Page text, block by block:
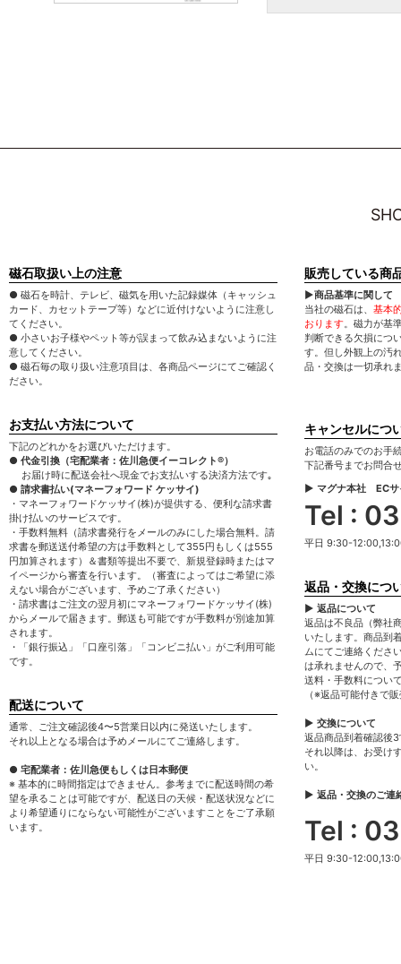
磁石取扱い上の注意
● 磁石を時計、テレビ、磁気を用いた記録媒体（キャッシュ
カード、カセットテープ等）などに近付けないように注意し
てください。
● 小さいお子様やペット等が誤まって飲み込まないように注
意してください。
● 磁石毎の取り扱い注意項目は、各商品ページにてご確認く
ださい。
お支払い方法について
下記のどれかをお選びいただけます。
● 代金引換（宅配業者：佐川急便イーコレクト®）
お届け時に配送会社へ現金でお支払いする決済方法です｡
● 請求書払い(マネーフォワード ケッサイ)
・マネーフォワードケッサイ(株)が提供する、便利な請求書
掛け払いのサービスです。
・手数料無料（請求書発行をメールのみにした場合無料。請
求書を郵送送付希望の方は手数料として355円もしくは555
円加算されます）＆書類等提出不要で、新規登録時またはマ
イページから審査を行います。（審査によってはご希望に添
えない場合がございます、予めご了承ください）
・請求書はご注文の翌月初にマネーフォワードケッサイ(株)
からメールで届きます。郵送も可能ですが手数料が別途加算
されます。
・「銀行振込」「口座引落」「コンビニ払い」がご利用可能
です。
配送について
通常、ご注文確認後4〜5営業日以内に発送いたします。
それ以上となる場合は予めメールにてご連絡します。
● 宅配業者：佐川急便もしくは日本郵便
※ 基本的に時間指定はできません。参考までに配送時間の希
望を承ることは可能ですが、配送日の天候・配送状況などに
より希望通りにならない可能性がございますことをご了承願
います。
販売している商
▶商品基準に関して
当社の磁石は、 基本
おります。磁力が基
判断できる欠損につ
す。但し外観上の汚
品・交換は一切承れ
キャンセルにつ
お電話のみでのお手
下記番号までお問合
▶ マグナ本社 ECサ
Tel :
平日 9:30-
返品・交換につ
▶ 返品について
返品は不良品（弊社
いたします。商品到
ムにてご連絡くださ
は承れませんので、
送料・手数料につい
（※返品可能付きで
▶ 交換について
返品商品到着確認後
それ以降は、お受け
い。
▶ 返品・交換のご連
Tel :
平日 9:30-